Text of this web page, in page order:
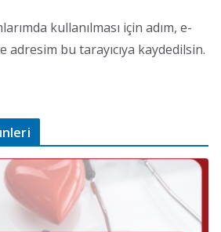
kullanılması için adım, e-
adresim bu tarayıcıya kaydedilsin.